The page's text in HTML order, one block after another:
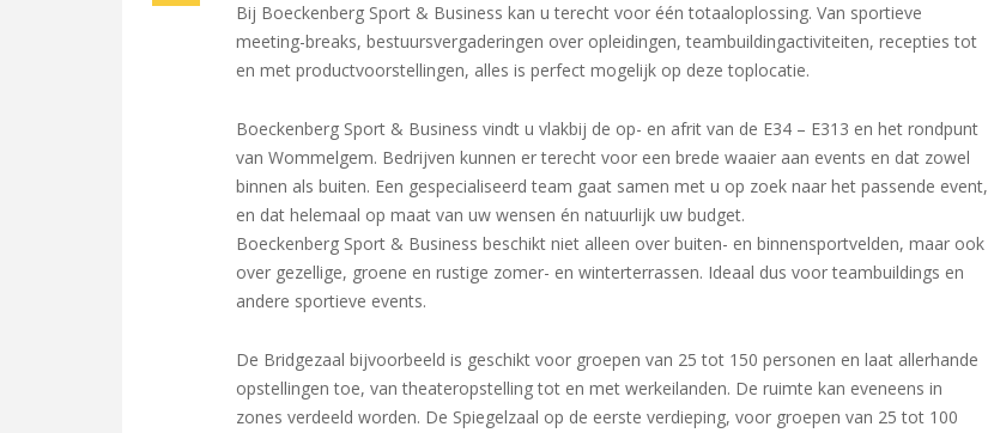
Bij Boeckenberg Sport & Business kan u terecht voor één totaaloplossing. Van sportieve
meeting-breaks, bestuursvergaderingen over opleidingen, teambuildingactiviteiten, recepties tot
en met productvoorstellingen, alles is perfect mogelijk op deze toplocatie.
Boeckenberg Sport & Business vindt u vlakbij de op- en afrit van de E34 – E313 en het rondpunt
van Wommelgem. Bedrijven kunnen er terecht voor een brede waaier aan events en dat zowel
binnen als buiten. Een gespecialiseerd team gaat samen met u op zoek naar het passende event,
en dat helemaal op maat van uw wensen én natuurlijk uw budget.
Boeckenberg Sport & Business beschikt niet alleen over buiten- en binnensportvelden, maar ook
over gezellige, groene en rustige zomer- en winterterrassen. Ideaal dus voor teambuildings en
andere sportieve events.
De Bridgezaal bijvoorbeeld is geschikt voor groepen van 25 tot 150 personen en laat allerhande
opstellingen toe, van theateropstelling tot en met werkeilanden. De ruimte kan eveneens in
zones verdeeld worden. De Spiegelzaal op de eerste verdieping, voor groepen van 25 tot 100